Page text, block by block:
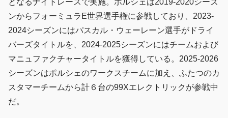
となるナイトレースで実施。ポルシェは2019-2020シーズ
ンからフォーミュラE世界選手権に参戦しており、2023-
2024シーズンにはパスカル・ウェーレーン選手がドライ
バーズタイトルを、2024-2025シーズンにはチームおよび
マニュファクチャータイトルを獲得している。2025-2026
シーズンはポルシェのワークスチームに加え、ふたつのカ
スタマーチームから計６台の99Xエレクトリックが参戦中
だ。